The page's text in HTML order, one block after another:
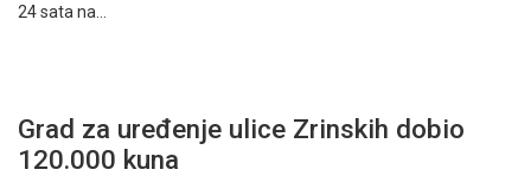
24 sata na…
Grad za uređenje ulice Zrinskih dobio
120.000 kuna